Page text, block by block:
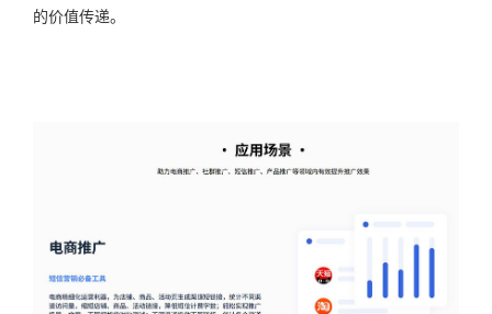
的价值传递。